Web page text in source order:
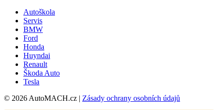
Autoškola
Servis
BMW
Ford
Honda
Huyndai
Renault
Škoda Auto
Tesla
© 2026 AutoMACH.cz | Zásady ochrany osobních údajů